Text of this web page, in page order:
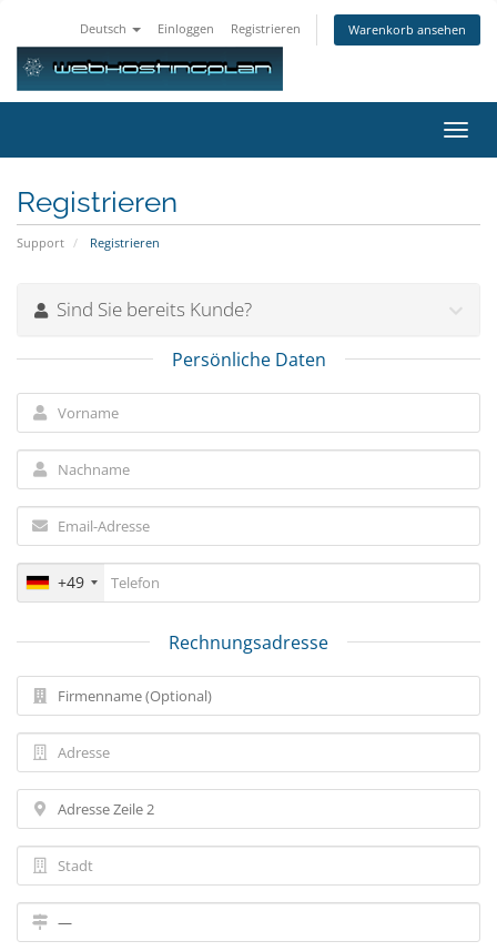
Deutsch Einloggen Registrieren Warenkorb ansehen
ein-/
Registrieren
Support Registrieren
Sind Sie bereits Kunde?
Persönliche Daten
+49
Rechnungsadresse